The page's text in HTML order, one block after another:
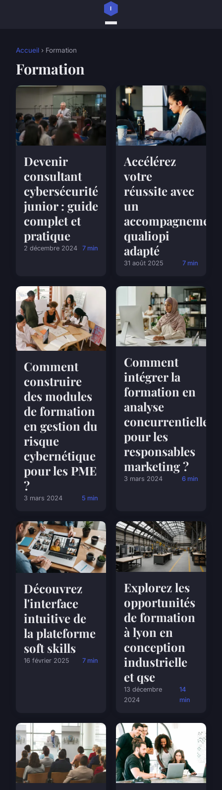
Accueil › Formation
Formation
Devenir
consultant
cybersécurité
junior : guide
complet et
pratique
2 décembre 2024 7 min
Accélérez
votre
réussite avec
un
accompagnement
qualiopi
adapté
31 août 2025 7 min
Comment
construire
des modules
de formation
en gestion du
risque
cybernétique
pour les PME
?
3 mars 2024 5 min
Comment
intégrer la
formation en
analyse
concurrentielle
pour les
responsables
marketing ?
3 mars 2024 6 min
Découvrez
l'interface
intuitive de
la plateforme
soft skills
16 février 2025 7 min
Explorez les
opportunités
de formation
à lyon en
conception
industrielle
et qse
13 décembre
2024
14
min